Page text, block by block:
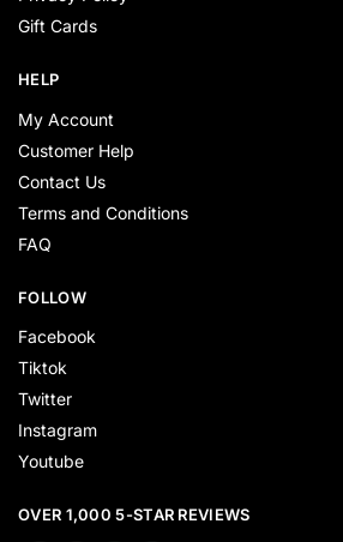
Gift Cards
HELP
My Account
Customer Help
Contact Us
Terms and Conditions
FAQ
FOLLOW
Facebook
Tiktok
Twitter
Instagram
Youtube
OVER 1,000 5-STAR REVIEWS